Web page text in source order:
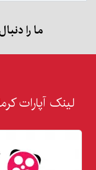
ما را
لینک آپارات